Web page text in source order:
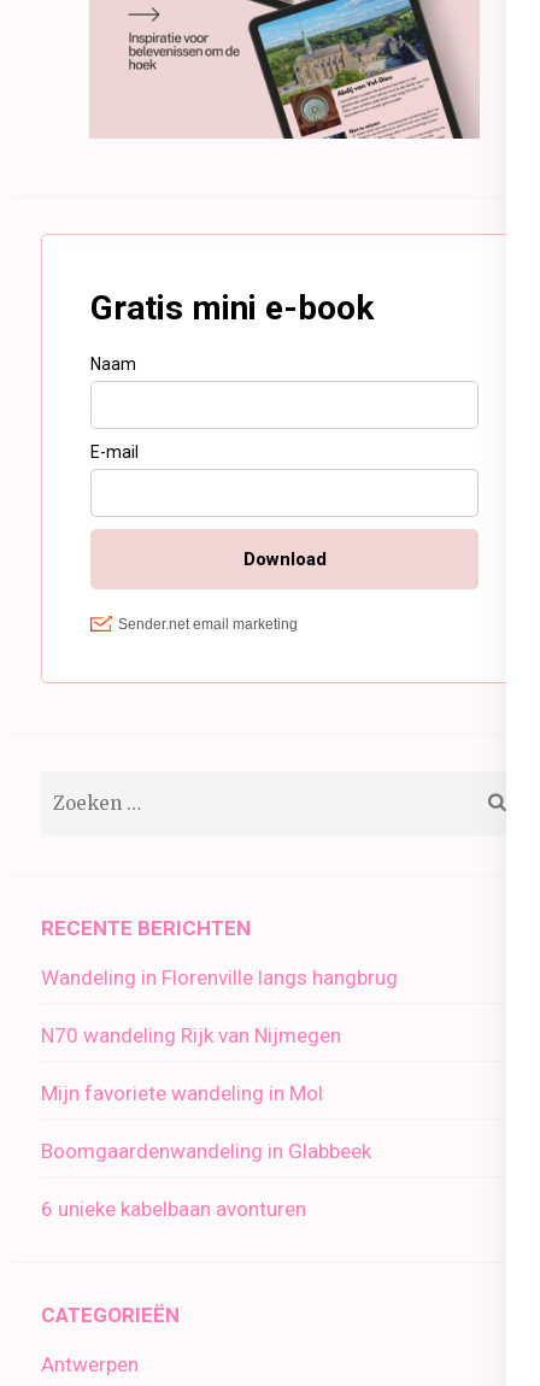
RECENTE BERICHTEN
Wandeling in Florenville langs hangbrug
N70 wandeling Rijk van Nijmegen
Mijn favoriete wandeling in Mol
Boomgaardenwandeling in Glabbeek
6 unieke kabelbaan avonturen
CATEGORIEËN
Antwerpen